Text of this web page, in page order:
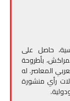
حاصل على
بأطروحة
المعاصر. له
رأي منشورة